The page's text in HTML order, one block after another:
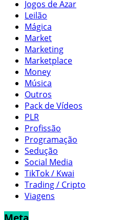
Jogos de Azar
Leilão
Mágica
Market
Marketing
Marketplace
Money
Música
Outros
Pack de Vídeos
PLR
Profissão
Programação
Sedução
Social Media
TikTok / Kwai
Trading / Cripto
Viagens
Meta